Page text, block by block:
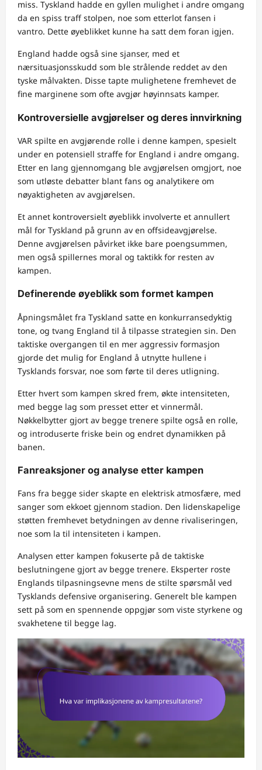
miss. Tyskland hadde en gyllen mulighet i andre omgang
da en spiss traff stolpen, noe som etterlot fansen i
vantro. Dette øyeblikket kunne ha satt dem foran igjen.
England hadde også sine sjanser, med et
nærsituasjonsskudd som ble strålende reddet av den
tyske målvakten. Disse tapte mulighetene fremhevet de
fine marginene som ofte avgjør høyinnsats kamper.
Kontroversielle avgjørelser og deres innvirkning
VAR spilte en avgjørende rolle i denne kampen, spesielt
under en potensiell straffe for England i andre omgang.
Etter en lang gjennomgang ble avgjørelsen omgjort, noe
som utløste debatter blant fans og analytikere om
nøyaktigheten av avgjørelsen.
Et annet kontroversielt øyeblikk involverte et annullert
mål for Tyskland på grunn av en offsideavgjørelse.
Denne avgjørelsen påvirket ikke bare poengsummen,
men også spillernes moral og taktikk for resten av
kampen.
Definerende øyeblikk som formet kampen
Åpningsmålet fra Tyskland satte en konkurransedyktig
tone, og tvang England til å tilpasse strategien sin. Den
taktiske overgangen til en mer aggressiv formasjon
gjorde det mulig for England å utnytte hullene i
Tysklands forsvar, noe som førte til deres utligning.
Etter hvert som kampen skred frem, økte intensiteten,
med begge lag som presset etter et vinnermål.
Nøkkelbytter gjort av begge trenere spilte også en rolle,
og introduserte friske bein og endret dynamikken på
banen.
Fanreaksjoner og analyse etter kampen
Fans fra begge sider skapte en elektrisk atmosfære, med
sanger som ekkoet gjennom stadion. Den lidenskapelige
støtten fremhevet betydningen av denne rivaliseringen,
noe som la til intensiteten i kampen.
Analysen etter kampen fokuserte på de taktiske
beslutningene gjort av begge trenere. Eksperter roste
Englands tilpasningsevne mens de stilte spørsmål ved
Tysklands defensive organisering. Generelt ble kampen
sett på som en spennende oppgjør som viste styrkene og
svakhetene til begge lag.